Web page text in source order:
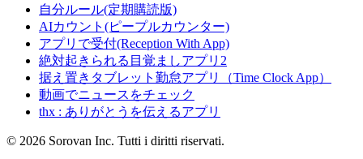
自分ルール(定期購読版)
AIカウント(ピープルカウンター)
アプリで受付(Reception With App)
絶対起きられる目覚ましアプリ2
据え置きタブレット勤怠アプリ（Time Clock App）
動画でニュースをチェック
thx : ありがとうを伝えるアプリ
© 2026 Sorovan Inc. Tutti i diritti riservati.